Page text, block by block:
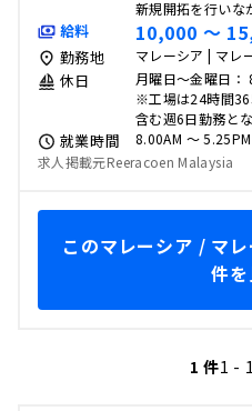
新規開拓を行い
給料 10,000 〜
勤務地 マレーシア | マレ
休日
月曜日～金曜日：
※工場は24時間
含む週6日勤務と
就業時間
8.00AM 〜 5.25PM
求人掲載元Reeracoen Malaysia
このマレーシア / マ
件
1 件1 -